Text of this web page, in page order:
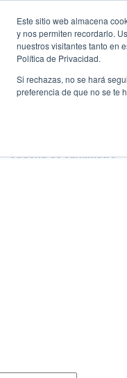
Este sitio web almacena
y nos permiten recordarlo.
nuestros visitantes tanto en
Política de Privacidad.
Si rechazas, no se hará
preferencia de que no se te
Cadena de suministro